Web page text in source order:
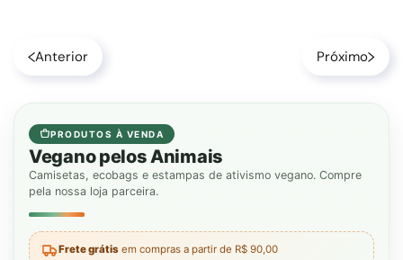
Anterior Próximo
PRODUTOS À VENDA
Vegano pelos Animais
Camisetas, ecobags e estampas de ativismo vegano. Compre
pela nossa loja parceira.
Frete grátis em compras a partir de R$ 90,00